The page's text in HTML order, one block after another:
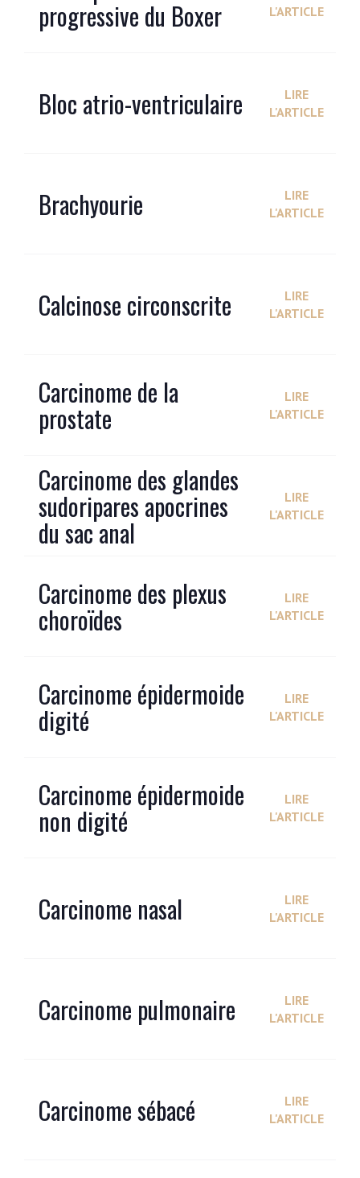
progressive du Boxer
L'ARTICLE
Bloc atrio-ventriculaire
LIRE
L'ARTICLE
Brachyourie
LIRE
L'ARTICLE
Calcinose circonscrite
LIRE
L'ARTICLE
Carcinome de la
prostate
LIRE
L'ARTICLE
Carcinome des glandes
sudoripares apocrines
du sac anal
LIRE
L'ARTICLE
Carcinome des plexus
choroïdes
LIRE
L'ARTICLE
Carcinome épidermoide
digité
LIRE
L'ARTICLE
Carcinome épidermoide
non digité
LIRE
L'ARTICLE
Carcinome nasal
LIRE
L'ARTICLE
Carcinome pulmonaire
LIRE
L'ARTICLE
Carcinome sébacé
LIRE
L'ARTICLE